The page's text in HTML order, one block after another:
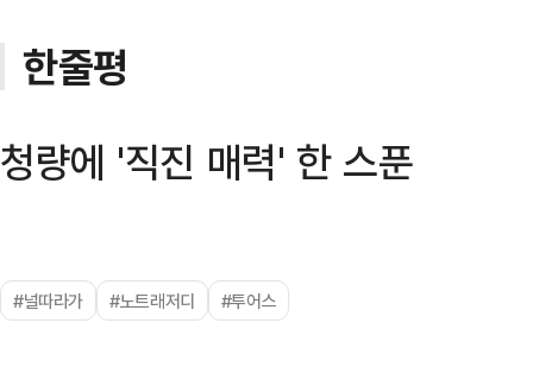
한줄평
청량에 '직진 매력' 한 스푼
#널따라가 #노트래저디 #투어스